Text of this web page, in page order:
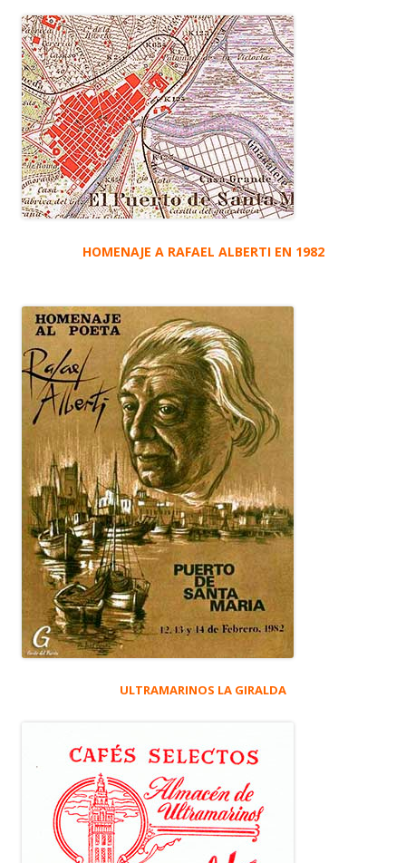
HOMENAJE A RAFAEL ALBERTI EN 1982
ULTRAMARINOS LA GIRALDA